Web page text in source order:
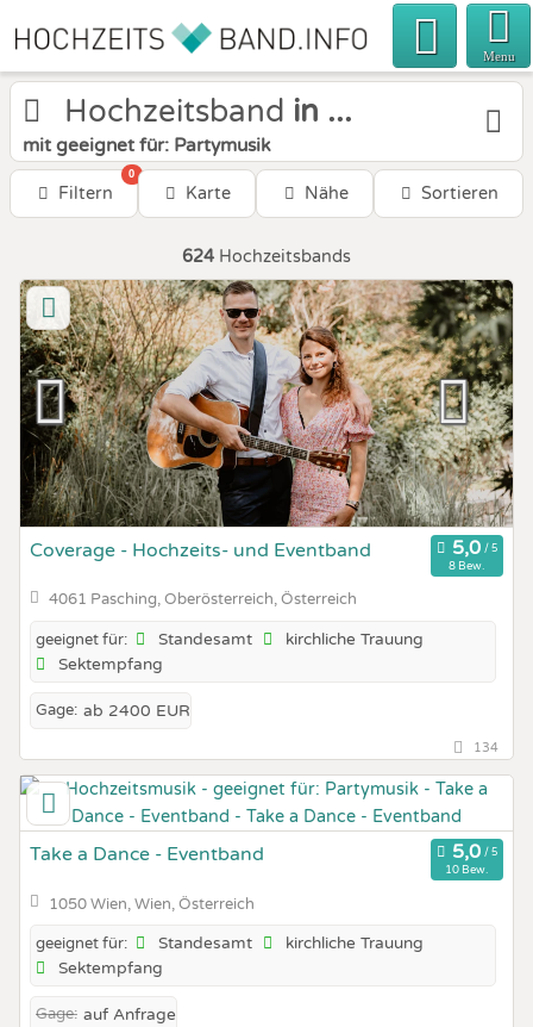
Menu
Hochzeitsband in ...
mit geeignet für: Partymusik
Filtern
0
Karte Nähe Sortieren
624 Hochzeitsbands
Coverage - Hochzeits- und Eventband
8 Bew.
4061 Pasching, Oberösterreich, Österreich
geeignet für: Standesamt
kirchliche Trauung
Sektempfang
Gage: ab 2400 EUR
134
Take a Dance - Eventband
10 Bew.
1050 Wien, Wien, Österreich
geeignet für: Standesamt
kirchliche Trauung
Sektempfang
Gage: auf Anfrage